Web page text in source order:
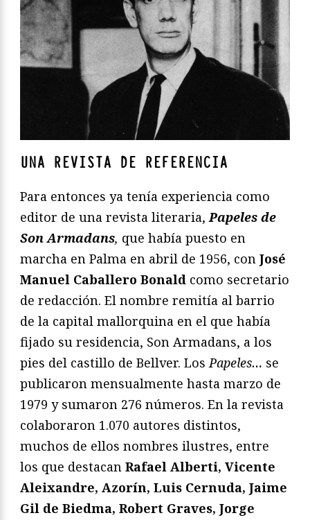
UNA REVISTA DE REFERENCIA
Para entonces ya tenía experiencia como
editor de una revista literaria,Papeles de
Son Armadans, que había puesto en
marcha en Palma en abril de 1956, con José
Manuel Caballero Bonald como secretario
de redacción. El nombre remitía al barrio
de la capital mallorquina en el que había
fijado su residencia, Son Armadans, a los
pies del castillo de Bellver. LosPapeles… se
publicaron mensualmente hasta marzo de
1979 y sumaron 276 números. En la revista
colaboraron 1.070 autores distintos,
muchos de ellos nombres ilustres, entre
los que destacan Rafael Alberti, Vicente
Aleixandre, Azorín, Luis Cernuda, Jaime
Gil de Biedma, Robert Graves, Jorge